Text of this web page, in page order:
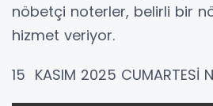
nöbetçi noterler, belirli bir
hizmet veriyor.
15 KASIM 2025 CUMARTESİ